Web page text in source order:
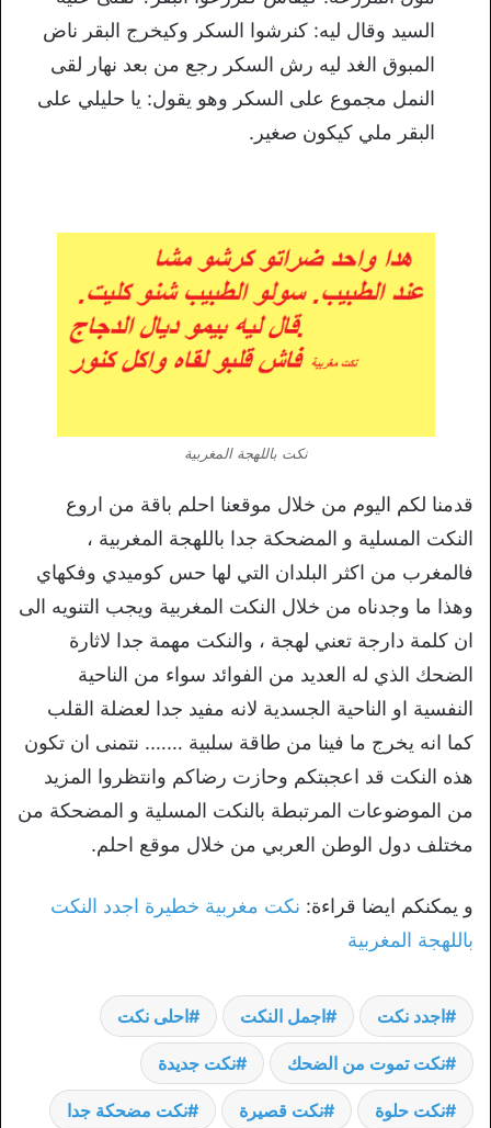
السيد وقال ليه: كنرشوا السكر وكيخرج البقر ناض
المبوق الغد ليه رش السكر رجع من بعد نهار لقى
النمل مجموع على السكر وهو يقول: يا حليلي على
البقر ملي كيكون صغير.
نكت باللهجة المغربية
قدمنا لكم اليوم من خلال موقعنا احلم باقة من اروع
النكت المسلية و المضحكة جدا باللهجة المغربية ،
فالمغرب من اكثر البلدان التي لها حس كوميدي وفكهاي
وهذا ما وجدناه من خلال النكت المغربية ويجب التنويه الى
ان كلمة دارجة تعني لهجة ، والنكت مهمة جدا لاثارة
الضحك الذي له العديد من الفوائد سواء من الناحية
النفسية او الناحية الجسدية لانه مفيد جدا لعضلة القلب
كما انه يخرج ما فينا من طاقة سلبية ……. نتمنى ان تكون
هذه النكت قد اعجبتكم وحازت رضاكم وانتظروا المزيد
من الموضوعات المرتبطة بالنكت المسلية و المضحكة من
مختلف دول الوطن العربي من خلال موقع احلم.
و يمكنكم ايضا قراءة: نكت مغربية خطيرة اجدد النكت
باللهجة المغربية
اجدد نكت اجمل النكت احلى نكت
نكت تموت من الضحك نكت جديدة
نكت حلوة نكت قصيرة نكت مضحكة جدا